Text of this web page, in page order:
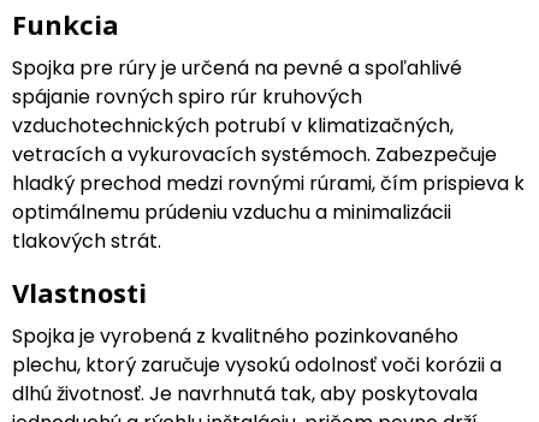
Funkcia
Spojka pre rúry je určená na pevné a spoľahlivé
spájanie rovných spiro rúr kruhových
vzduchotechnických potrubí v klimatizačných,
vetracích a vykurovacích systémoch. Zabezpečuje
hladký prechod medzi rovnými rúrami, čím prispieva k
optimálnemu prúdeniu vzduchu a minimalizácii
tlakových strát.
Vlastnosti
Spojka je vyrobená z kvalitného pozinkovaného
plechu, ktorý zaručuje vysokú odolnosť voči korózii a
dlhú životnosť. Je navrhnutá tak, aby poskytovala